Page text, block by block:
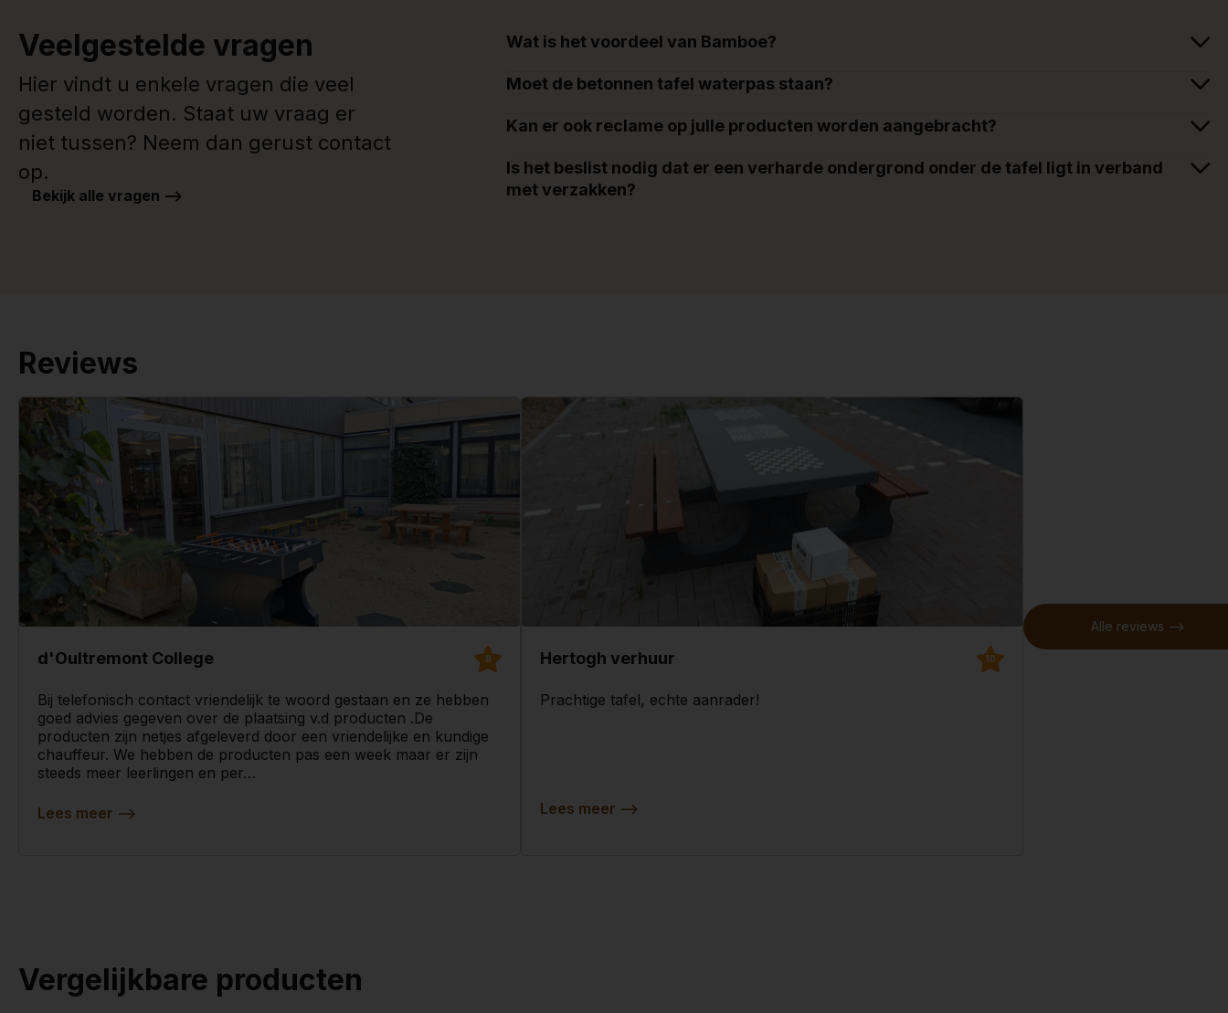
Veelgestelde vragen
Hier vindt u enkele vragen die veel
gesteld worden. Staat uw vraag er
niet tussen? Neem dan gerust contact
op.
Bekijk alle vragen -->
Wat is het voordeel van Bamboe?
Moet de betonnen tafel waterpas staan?
Kan er ook reclame op julle producten worden aangebracht?
Is het beslist nodig dat er een verharde ondergrond onder de tafel ligt in verband
met verzakken?
Reviews
d'Oultremont College 8
Bij telefonisch contact vriendelijk te woord gestaan en ze hebben
goed advies gegeven over de plaatsing v.d producten .De
producten zijn netjes afgeleverd door een vriendelijke en kundige
chauffeur. We hebben de producten pas een week maar er zijn
steeds meer leerlingen en per…
Lees meer -->
Hertogh verhuur 10
Prachtige tafel, echte aanrader!
Lees meer -->
Alle reviews -->
Vergelijkbare producten